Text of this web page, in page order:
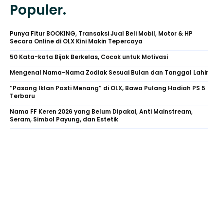
Populer.
Punya Fitur BOOKING, Transaksi Jual Beli Mobil, Motor & HP
Secara Online di OLX Kini Makin Tepercaya
50 Kata-kata Bijak Berkelas, Cocok untuk Motivasi
Mengenal Nama-Nama Zodiak Sesuai Bulan dan Tanggal Lahir
“Pasang Iklan Pasti Menang” di OLX, Bawa Pulang Hadiah PS 5
Terbaru
Nama FF Keren 2026 yang Belum Dipakai, Anti Mainstream,
Seram, Simbol Payung, dan Estetik